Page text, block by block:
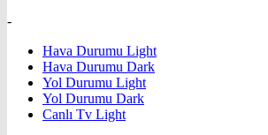
-
Hava Durumu Light
Hava Durumu Dark
Yol Durumu Light
Yol Durumu Dark
Canlı Tv Light